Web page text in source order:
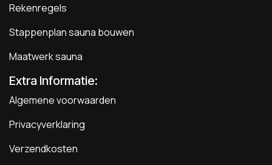
Rekenregels
Stappenplan sauna bouwen
Maatwerk sauna
Extra Informatie:
Algemene voorwaarden
Privacyverklaring
Verzendkosten